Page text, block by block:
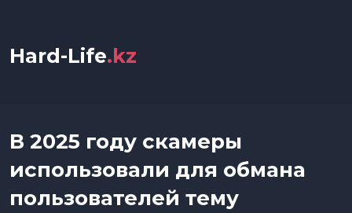
Hard-Life.kz
В 2025 году скамеры
использовали для обмана
пользователей тему